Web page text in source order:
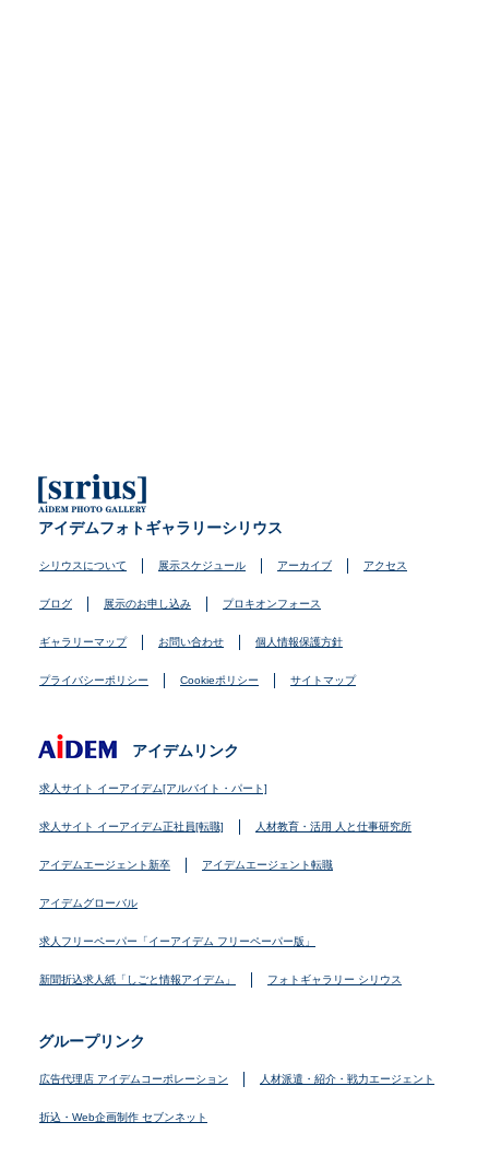
アイデムフォトギャラリーシリウス
シリウスについて 展示スケジュール アーカイブ アクセス
ブログ 展示のお申し込み プロキオンフォース
ギャラリーマップ お問い合わせ 個人情報保護方針
プライバシーポリシー Cookieポリシー サイトマップ
アイデムリンク
求人サイト イーアイデム[アルバイト・パート]
求人サイト イーアイデム正社員[転職] 人材教育・活用 人と仕事研究所
アイデムエージェント新卒 アイデムエージェント転職
アイデムグローバル
求人フリーペーパー「イーアイデム フリーペーパー版」
新聞折込求人紙「しごと情報アイデム」 フォトギャラリー シリウス
グループリンク
広告代理店 アイデムコーポレーション 人材派遣・紹介・戦力エージェント
折込・Web企画制作 セブンネット